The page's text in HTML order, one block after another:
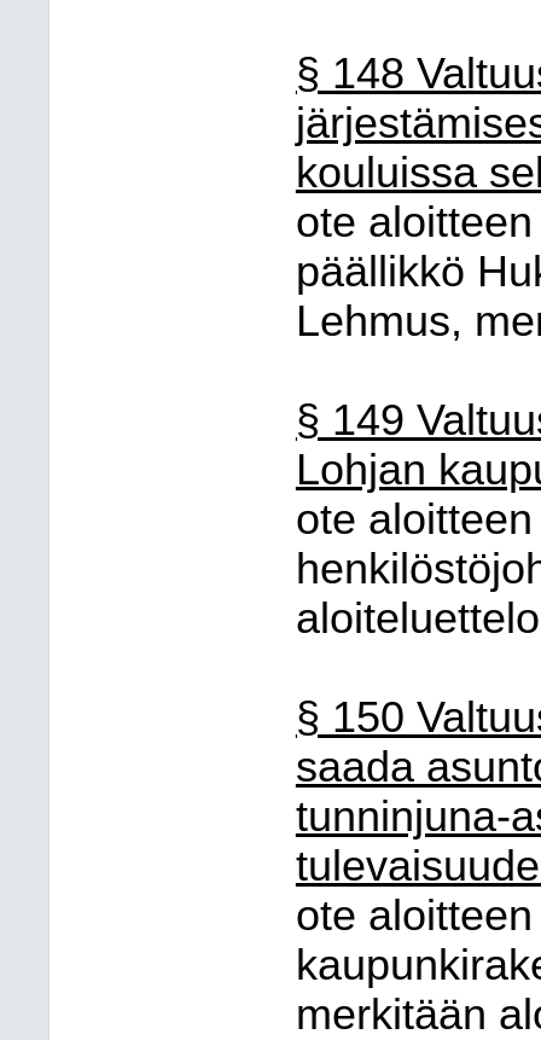
§ 148
kouluissa
ote
päällikkö
Lehmus,
§ 149
Lohjan
ote
§ 150
saada
tunninjuna-
ote
merkitään